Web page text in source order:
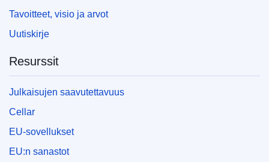
Tavoitteet, visio ja arvot
Uutiskirje
Resurssit
Julkaisujen saavutettavuus
Cellar
EU-sovellukset
EU:n sanastot